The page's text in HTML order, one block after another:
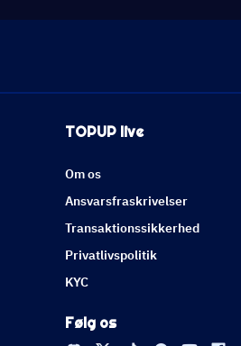
TOPUP live
Om os
Ansvarsfraskrivelser
Transaktionssikkerhed
Privatlivspolitik
KYC
Følg os